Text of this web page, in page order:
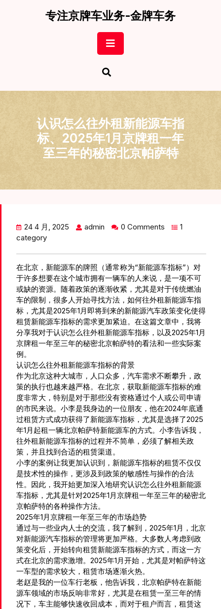
专注京牌车业务-金牌车务
Button
认识怎么往外租新能源车指
标、2025年1月京牌租一年
至三年的秘密北京帕萨特
24 4 月, 2025 admin 0 Comments
1
category
在北京，新能源车的牌照（通常称为“新能源车指标”）对
于许多想要在这个城市拥有一辆车的人来说，是一项不可
或缺的资源。随着政策的逐渐收紧，尤其是对于传统燃油
车的限制，很多人开始寻找方法，如何往外租新能源车指
标，尤其是2025年1月即将到来的新能源汽车政策变化使得
租赁新能源车指标的需求更加紧迫。在这篇文章中，我将
分享我对于认识怎么往外租新能源车指标，以及2025年1月
京牌租一年至三年的秘密北京帕萨特的看法和一些实际案
例。
认识怎么往外租新能源车指标的背景
作为北京这种大城市，人口众多，汽车需求不断攀升，政
策的执行也越来越严格。在北京，获取新能源车指标的难
度非常大，特别是对于那些没有资格通过个人或公司申请
的市民来说。小李是我身边的一位朋友，他在2024年底通
过租赁方式成功获得了新能源车指标，尤其是选择了2025
年1月起租一辆北京帕萨特新能源车的方式。小李告诉我，
往外租新能源车指标的过程并不简单，必须了解相关政
策，并且找到合适的租赁渠道。
小李的案例让我更加认识到，新能源车指标的租赁不仅仅
是技术性的操作，更涉及到政策的敏感性与操作的合法
性。因此，我开始更加深入地研究认识怎么往外租新能源
车指标，尤其是针对2025年1月京牌租一年至三年的秘密北
京帕萨特的各种操作方法。
2025年1月京牌租一年至三年的市场趋势
通过与一些业内人士的交流，我了解到，2025年1月，北京
对新能源汽车指标的管理将更加严格。大多数人考虑到政
策变化后，开始转向租赁新能源车指标的方式，而这一方
式在北京的需求激增。2025年1月开始，尤其是对帕萨特这
一车型的需求较大，租赁市场逐渐火热。
老赵是我的一位车行老板，他告诉我，北京帕萨特在新能
源车领域的市场反响非常好，尤其是在租赁一至三年的情
况下，车主能够快速收回成本，而对于租户而言，租赁这